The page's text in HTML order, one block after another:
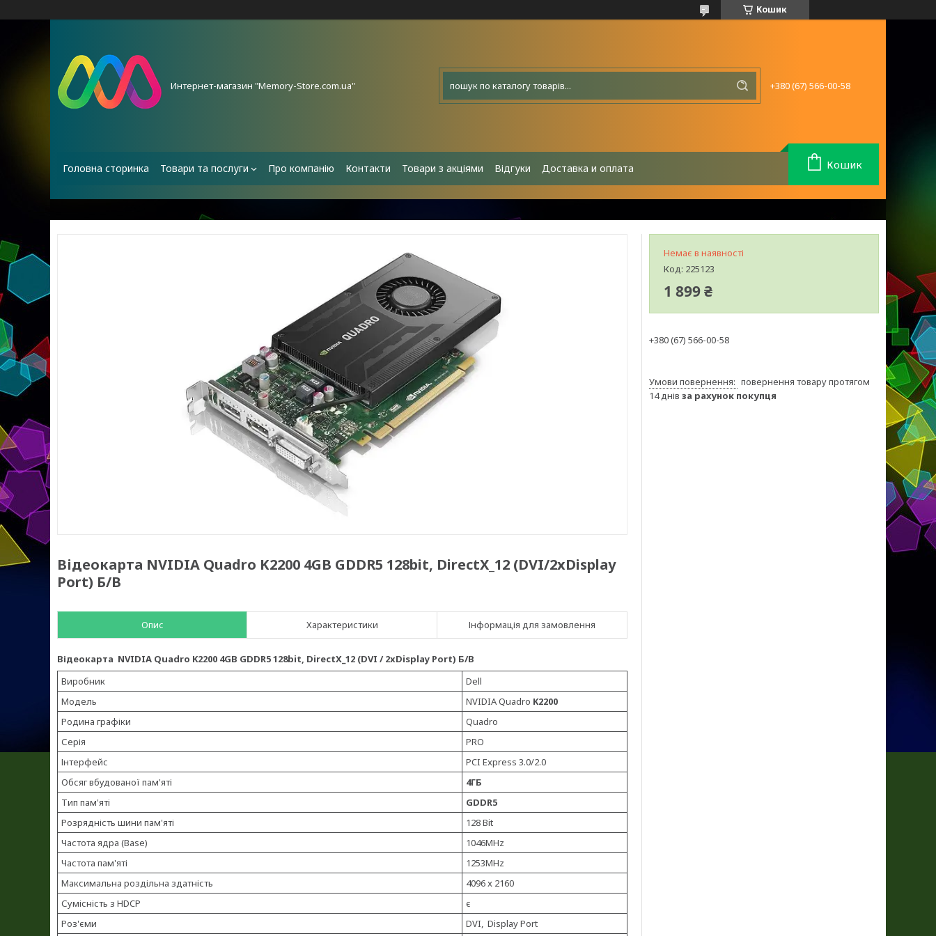
Кошик
Интернет-магазин "Memory-Store.com.ua" +380 (67) 566-00-58
Головна сторинка Товари та послуги Про компанію Контакти Товари з акціями Відгуки Доставка и оплата Кошик
Відеокарта NVIDIA Quadro K2200 4GB GDDR5 128bit, DirectX_12 (DVI/2xDisplay
Port) Б/В
Опис Характеристики Інформація для замовлення
Відеокарта NVIDIA Quadro K2200 4GB GDDR5 128bit, DirectX_12 (DVI / 2xDisplay Port) Б/В
Виробник
Dell
Модель
NVIDIA Quadro K2200
Родина графіки
Quadro
Серія
PRO
Інтерфейс
PCI Express 3.0/2.0
Обсяг вбудованої пам'яті
4ГБ
Тип пам'яті
GDDR5
Розрядність шини пам'яті
128 Bit
Частота ядра (Base)
1046MHz
Частота пам'яті
1253MHz
Максимальна роздільна здатність
4096 x 2160
Сумісність з HDCP
є
Роз'єми
DVI, Display Port
Немає в наявності
Код: 225123
1 899 ₴
+380 (67) 566-00-58
повернення товару протягом
14 днів за рахунок покупця